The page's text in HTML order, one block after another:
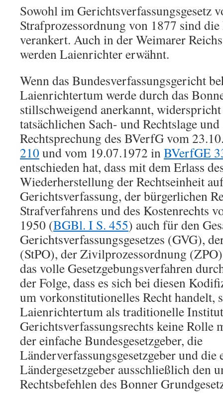
Sowohl im Gerichtsverfassungsgesetz
Strafprozessordnung von 1877 sind
verankert. Auch in der Weimarer
werden Laienrichter erwähnt.
Wenn das Bundesverfassungsgericht
Laienrichtertum werde durch das
stillschweigend anerkannt,
tatsächlichen Sach- und Rechtslage
Rechtsprechung des BVerfG vom
210und vom 19.07.1972 inBVerfGE
entschieden hat, dass mit dem Erlass
Wiederherstellung der Rechtseinheit
Gerichtsverfassung, der bürgerlichen
Strafverfahrens und des Kostenrechts
1950 (BGBl. I S. 455) auch für den
Gerichtsverfassungsgesetzes (GVG),
(StPO), der Zivilprozessordnung
das volle Gesetzgebungsverfahren
der Folge, dass es sich bei diesen
um vorkonstitutionelles Recht handelt,
Laienrichtertum als traditionelle
Gerichtsverfassungsrechts keine Rolle
der einfache Bundesgesetzgeber, die
Länderverfassungsgesetzgeber und die
Ländergesetzgeber ausschließlich den
Rechtsbefehlen des Bonner